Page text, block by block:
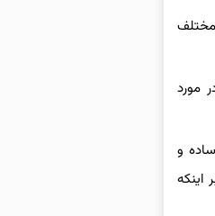
مختلف
۴۵ درصد کاهش یافت. در مورد
و
اینکه